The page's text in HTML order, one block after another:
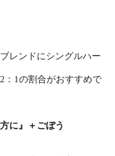
レンドにシングルハー
：1の割合がおすすめで
に』＋ごぼう